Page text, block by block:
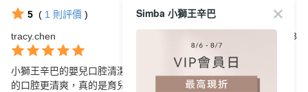
5 ( 1 則評價 )
tracy.chen
2025/01/13
小獅王辛巴的嬰兒口腔清潔指套超方便，質料柔軟，使用後讓寶寶
的口腔更清爽，真的是育兒必備良品！
Simba 小獅王辛巴